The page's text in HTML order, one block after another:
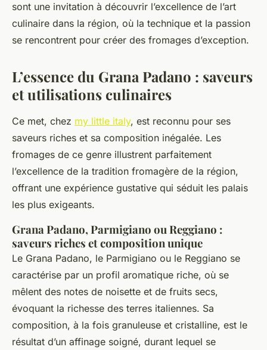
sont une invitation à découvrir l’excellence de l’art
culinaire dans la région, où la technique et la passion
se rencontrent pour créer des fromages d’exception.
L’essence du Grana Padano : saveurs
et utilisations culinaires
Ce met, chez my little italy, est reconnu pour ses
saveurs riches et sa composition inégalée. Les
fromages de ce genre illustrent parfaitement
l’excellence de la tradition fromagère de la région,
offrant une expérience gustative qui séduit les palais
les plus exigeants.
Grana Padano, Parmigiano ou Reggiano :
saveurs riches et composition unique
Le Grana Padano, le Parmigiano ou le Reggiano se
caractérise par un profil aromatique riche, où se
mêlent des notes de noisette et de fruits secs,
évoquant la richesse des terres italiennes. Sa
composition, à la fois granuleuse et cristalline, est le
résultat d’un affinage soigné, durant lequel se